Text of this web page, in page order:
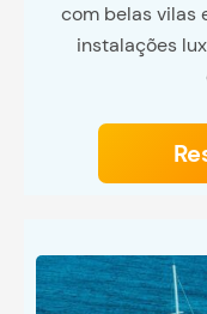
com belas vilas
instalações